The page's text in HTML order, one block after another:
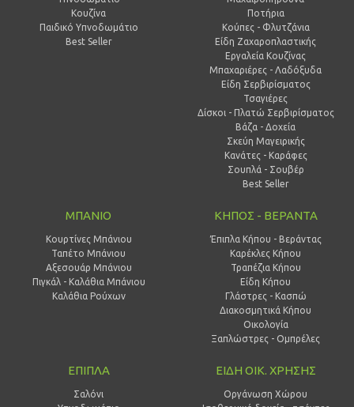
Κουζίνα
Παιδικό Υπνοδωμάτιο
Best Seller
Ποτήρια
Κούπες - Φλυτζάνια
Είδη Ζαχαροπλαστικής
Εργαλεία Κουζίνας
Μπαχαριέρες - Λαδόξυδα
Είδη Σερβιρίσματος
Τσαγιέρες
Δίσκοι - Πλατώ Σερβιρίσματος
Βάζα - Δοχεία
Σκεύη Μαγειρικής
Κανάτες - Καράφες
Σουπλά - Σουβέρ
Best Seller
ΜΠΑΝΙΟ
Κουρτίνες Μπάνιου
Ταπέτο Μπάνιου
Αξεσουάρ Μπάνιου
Πιγκάλ - Καλάθια Μπάνιου
Καλάθια Ρούχων
ΚΗΠΟΣ - ΒΕΡΑΝΤΑ
Έπιπλα Κήπου - Βεράντας
Καρέκλες Κήπου
Τραπέζια Κήπου
Είδη Κήπου
Γλάστρες - Κασπώ
Διακοσμητικά Κήπου
Οικολογία
Ξαπλώστρες - Ομπρέλες
ΕΠΙΠΛΑ
Σαλόνι
ΕΙΔΗ ΟΙΚ. ΧΡΗΣΗΣ
Οργάνωση Χώρου